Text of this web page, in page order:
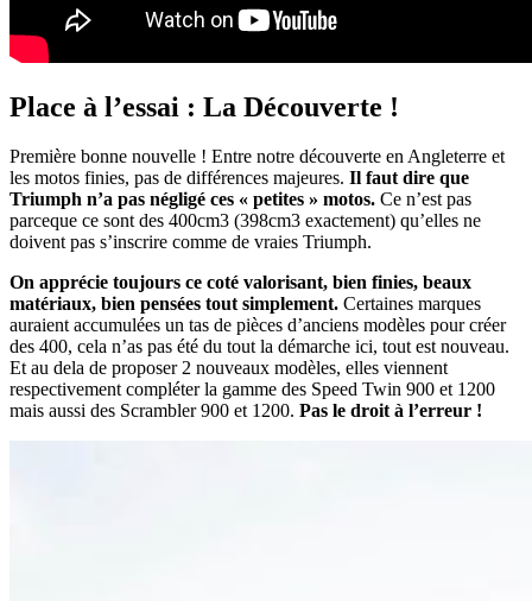
Place à l’essai : La Découverte !
Première bonne nouvelle ! Entre notre découverte en Angleterre et
les motos finies, pas de différences majeures. Il faut dire que
Triumph n’a pas négligé ces « petites » motos. Ce n’est pas
parceque ce sont des 400cm3 (398cm3 exactement) qu’elles ne
doivent pas s’inscrire comme de vraies Triumph.
On apprécie toujours ce coté valorisant, bien finies, beaux
matériaux, bien pensées tout simplement. Certaines marques
auraient accumulées un tas de pièces d’anciens modèles pour créer
des 400, cela n’as pas été du tout la démarche ici, tout est nouveau.
Et au dela de proposer 2 nouveaux modèles, elles viennent
respectivement compléter la gamme des Speed Twin 900 et 1200
mais aussi des Scrambler 900 et 1200. Pas le droit à l’erreur !